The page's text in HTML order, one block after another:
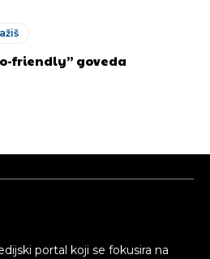
friendly” goveda
portal koji se fokusira na